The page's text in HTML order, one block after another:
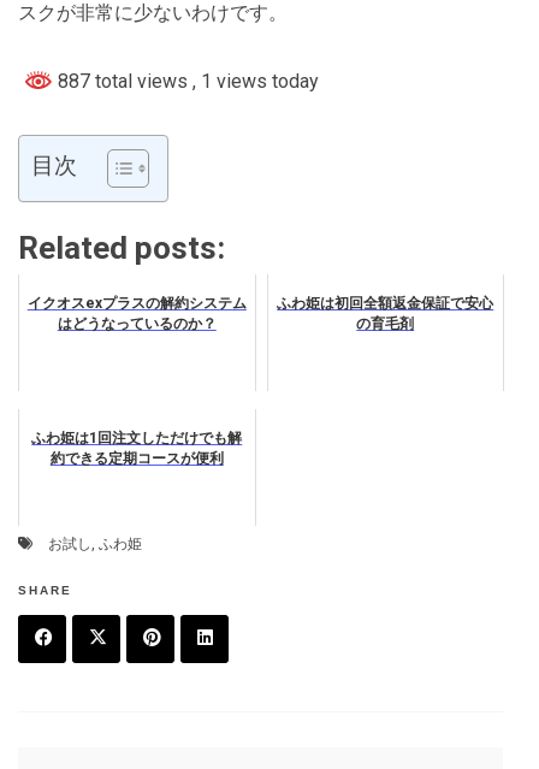
スクが非常に少ないわけです。
887 total views , 1 views today
目次
Related posts:
イクオスexプラスの解約システム
はどうなっているのか？
ふわ姫は初回全額返金保証で安心
の育毛剤
ふわ姫は1回注文しただけでも解
約できる定期コースが便利
お試し, ふわ姫
SHARE